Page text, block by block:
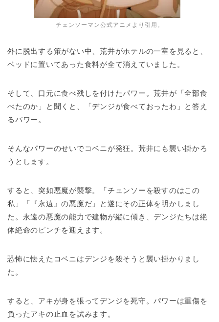
チェンソーマン公式アニメより引用。
外に脱出する策がない中、荒井がホテルの一室を見ると、
ベッドに置いてあった食料が全て消えていました。
そして、口元に食べ残しを付けたパワー。荒井が「全部食
べたのか」と聞くと、「デンジが食べておったわ」と答え
るパワー。
そんなパワーのせいでコベニが発狂。荒井にも襲い掛かろ
うとします。
すると、突如悪魔が襲撃。「チェンソーを殺すのはこの
私」「『永遠』の悪魔だ」と遂にその正体を明かしまし
た。永遠の悪魔の能力で建物が縦に傾き、デンジたちは絶
体絶命のピンチを迎えます。
恐怖に怯えたコベニはデンジを殺そうと襲い掛かりまし
た。
すると、アキが身を張ってデンジを死守。パワーは重傷を
負ったアキの止血を試みます。